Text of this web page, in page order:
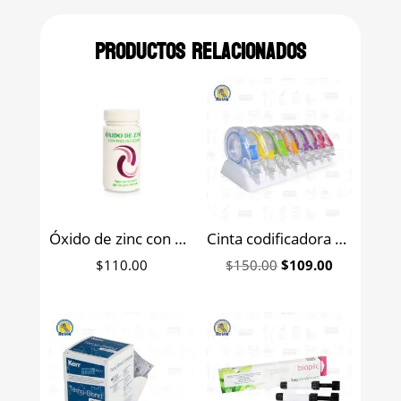
Productos relacionados
Óxido de zinc con endurecedor Viarden 50 grs.
$110.00
Cinta codificadora autoclavable Zirc 1 metro colores neón
$150.00 Original
$109.00Current